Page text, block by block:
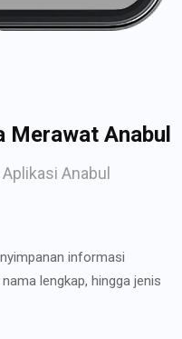
Merawat Anabul
Anabul
informasi
lengkap, hingga jenis